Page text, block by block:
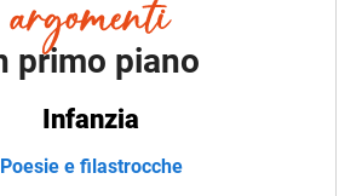
primo piano
Infanzia
Poesie e filastrocche